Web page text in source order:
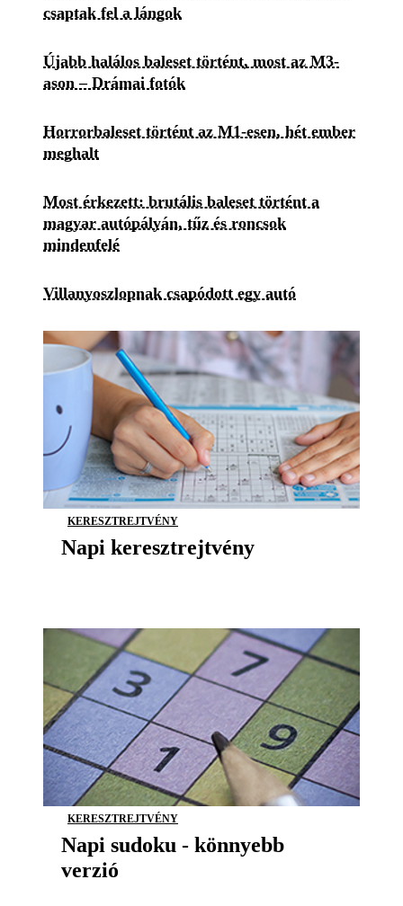
csaptak fel a lángok
Újabb halálos baleset történt, most az M3-
ason – Drámai fotók
Horrorbaleset történt az M1-esen, hét ember
meghalt
Most érkezett: brutális baleset történt a
magyar autópályán, tűz és roncsok
mindenfelé
Villanyoszlopnak csapódott egy autó
KERESZTREJTVÉNY
Napi keresztrejtvény
KERESZTREJTVÉNY
Napi sudoku - könnyebb
verzió